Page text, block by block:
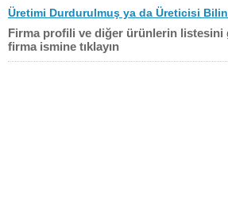
Üretimi Durdurulmuş ya da Üreticisi
Firma profili ve diğer ürünlerin listesini
firma ismine tıklayın